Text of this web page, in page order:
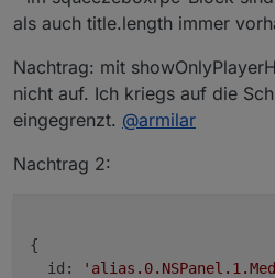
als auch title.length immer
Nachtrag: mit
nicht auf. Ich kriegs auf die
eingegrenzt. @armilar
Nachtrag 2:
{
id: